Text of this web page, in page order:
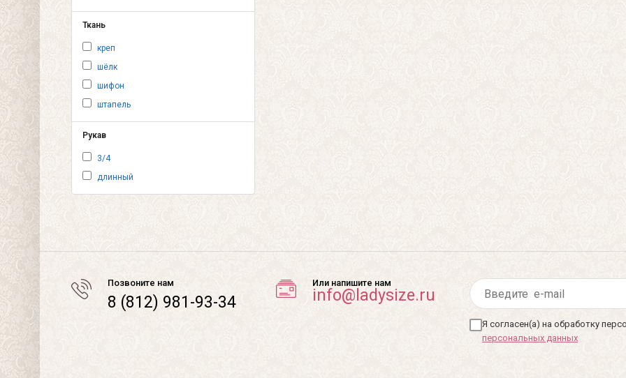
Ткань
креп
шёлк
шифон
штапель
Рукав
3/4
длинный
Позвоните нам
8 (812) 981-93-34
Или напишите нам
info@ladysize.ru
Я согласен(а) на обработку
персональных данных